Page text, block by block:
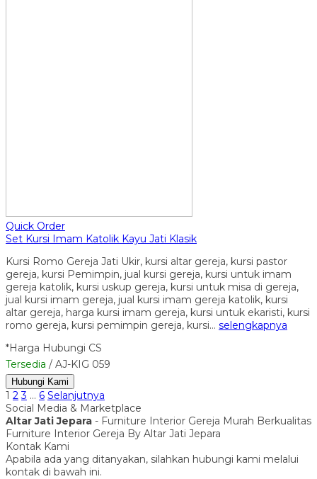
Quick Order
Set Kursi Imam Katolik Kayu Jati Klasik
Kursi Romo Gereja Jati Ukir, kursi altar gereja, kursi pastor
gereja, kursi Pemimpin, jual kursi gereja, kursi untuk imam
gereja katolik, kursi uskup gereja, kursi untuk misa di gereja,
jual kursi imam gereja, jual kursi imam gereja katolik, kursi
altar gereja, harga kursi imam gereja, kursi untuk ekaristi, kursi
romo gereja, kursi pemimpin gereja, kursi… selengkapnya
*Harga Hubungi CS
Tersedia / AJ-KIG 059
Hubungi Kami
1 2 3 … 6 Selanjutnya
Social Media & Marketplace
Altar Jati Jepara - Furniture Interior Gereja Murah Berkualitas
Furniture Interior Gereja By Altar Jati Jepara
Kontak Kami
Apabila ada yang ditanyakan, silahkan hubungi kami melalui
kontak di bawah ini.